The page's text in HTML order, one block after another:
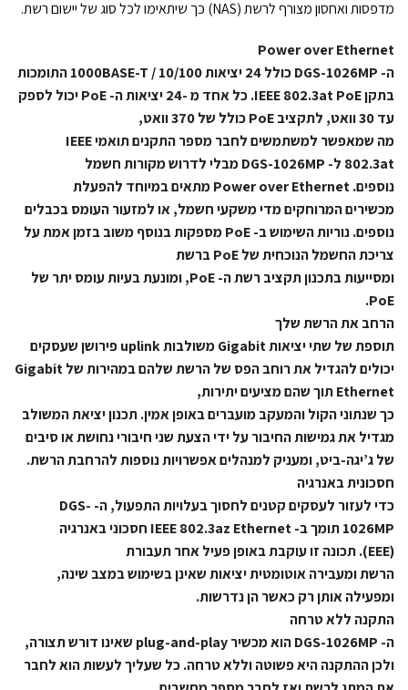
מדפסות ואחסון מצורף לרשת (NAS) כך שיתאימו לכל סוג של יישום רשת.
Power over Ethernet
ה- DGS-1026MP כולל 24 יציאות 10/100 / 1000BASE-T התומכות
בתקן IEEE 802.3at PoE. כל אחד מ -24 יציאות ה- PoE יכול לספק
עד 30 וואט, לתקציב PoE כולל של 370 וואט,
מה שמאפשר למשתמשים לחבר מספר התקנים תואמי IEEE
802.3at ל- DGS-1026MP מבלי לדרוש מקורות חשמל
נוספים. Power over Ethernet מתאים במיוחד להפעלת
מכשירים המרוחקים מדי משקעי חשמל, או למזעור העומס בכבלים
נוספים. נוריות השימוש ב- PoE מספקות בנוסף משוב בזמן אמת על
צריכת החשמל הנוכחית של PoE ברשת
ומסייעות בתכנון תקציב רשת ה- PoE, ומונעת בעיות עומס יתר של
PoE.
הרחב את הרשת שלך
תוספת של שתי יציאות Gigabit משולבות uplink פירושן שעסקים
יכולים להגדיל את רוחב הפס של הרשת שלהם במהירות של Gigabit
Ethernet תוך שהם מציעים יתירות,
כך שנתוני הקול והמעקב מועברים באופן אמין. תכנון יציאת המשולב
מגדיל את גמישות החיבור על ידי הצעת שני חיבורי נחושת או סיבים
של ג’יגה-ביט, ומעניק למנהלים אפשרויות נוספות להרחבת הרשת.
חסכונית באנרגיה
כדי לעזור לעסקים קטנים לחסוך בעלויות התפעול, ה- DGS-
1026MP תומך ב- IEEE 802.3az Ethernet חסכוני באנרגיה
(EEE). תכונה זו עוקבת באופן פעיל אחר תעבורת
הרשת ומעבירה אוטומטית יציאות שאינן בשימוש במצב שינה,
ומפעילה אותן רק כאשר הן נדרשות.
התקנה ללא טרחה
ה- DGS-1026MP הוא מכשיר plug-and-play שאינו דורש תצורה,
ולכן ההתקנה היא פשוטה וללא טרחה. כל שעליך לעשות הוא לחבר